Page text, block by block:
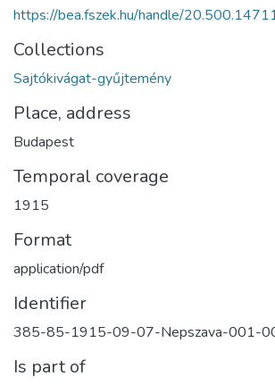
https://bea.fszek.hu/handle/
Collections
Sajtókivágat-gyűjtemény
Place, address
Budapest
Temporal coverage
1915
Format
application/pdf
Identifier
385-85-1915-09-07-Nepszava-001-
Is part of